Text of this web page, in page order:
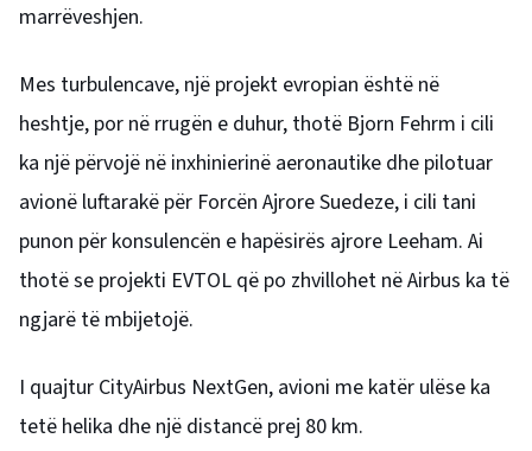
marrëveshjen.
Mes turbulencave, një projekt evropian është në
heshtje, por në rrugën e duhur, thotë Bjorn Fehrm i cili
ka një përvojë në inxhinierinë aeronautike dhe pilotuar
avionë luftarakë për Forcën Ajrore Suedeze, i cili tani
punon për konsulencën e hapësirës ajrore Leeham. Ai
thotë se projekti EVTOL që po zhvillohet në Airbus ka të
ngjarë të mbijetojë.
I quajtur CityAirbus NextGen, avioni me katër ulëse ka
tetë helika dhe një distancë prej 80 km.